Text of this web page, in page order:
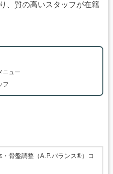
、質の高いスタッフが在籍
ニュー
フ
・骨盤調整（A.P.バランス®）コ